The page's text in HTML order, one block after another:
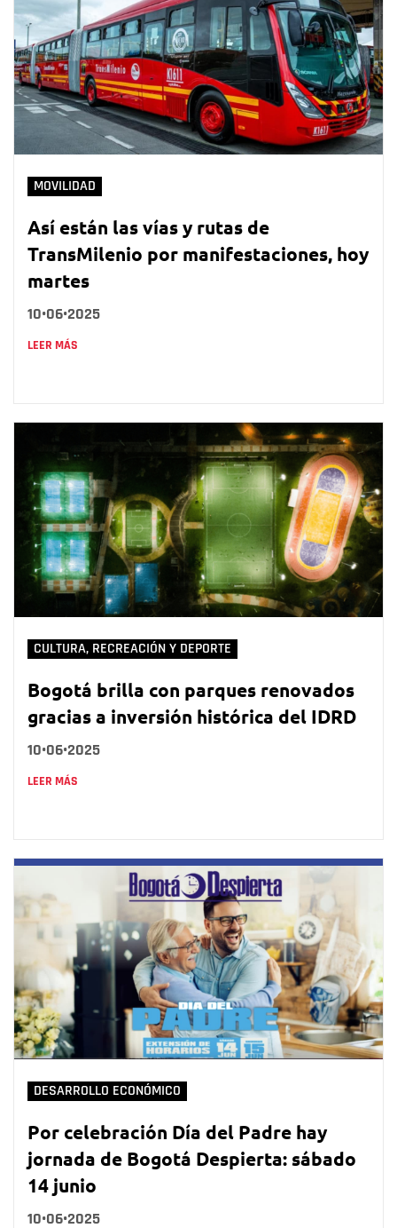
MOVILIDAD
Así están las vías y rutas de
TransMilenio por manifestaciones, hoy
martes
10•06•2025
LEER MÁS
CULTURA, RECREACIÓN Y DEPORTE
Bogotá brilla con parques renovados
gracias a inversión histórica del IDRD
10•06•2025
LEER MÁS
DESARROLLO ECONÓMICO
Por celebración Día del Padre hay
jornada de Bogotá Despierta: sábado
14 junio
10•06•2025